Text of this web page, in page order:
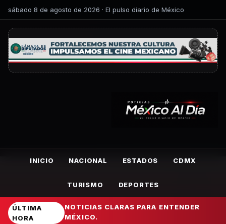
sábado 8 de agosto de 2026 · El pulso diario de México
INICIO NACIONAL ESTADOS CDMX
TURISMO DEPORTES
ÚLTIMA
HORA
NOTICIAS CLARAS PARA ENTENDER
MÉXICO.